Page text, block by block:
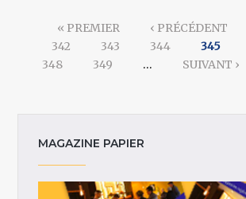
« PREMIER ‹ PRÉCÉDENT
342
343 344 345
348
349 … SUIVANT ›
MAGAZINE PAPIER